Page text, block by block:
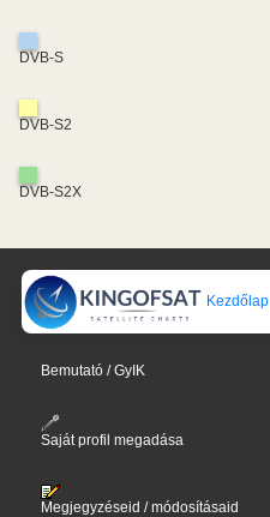
DVB-S
DVB-S2
DVB-S2X
Kezdőlap
Bemutató / GyIK
Saját profil megadása
Megjegyzéseid / módosításaid